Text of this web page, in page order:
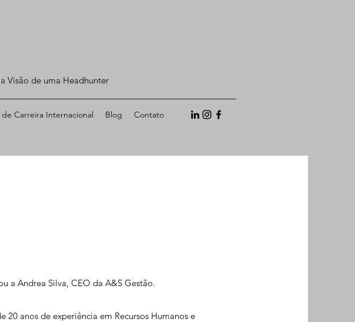
Visão de uma Headhunter
de Carreira Internacional Blog Contato
a Andrea Silva, CEO da A&S Gestão.
20 anos de experiência em Recursos Humanos e